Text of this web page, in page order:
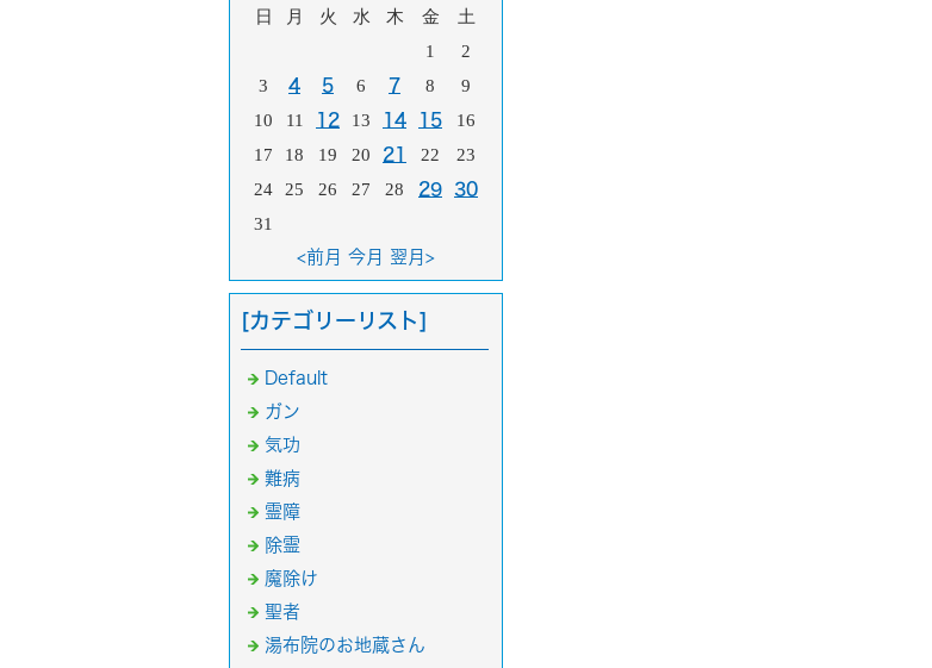
日 月 火 水 木 金
土
1
2
3
4 5 6 7 8
9
10
11 12 13 14 15
16
17
18 19 20 21 22
23
24
25 26 27 28 29 30
31
<前月 今月 翌月>
[カテゴリーリスト]
Default
ガン
気功
難病
霊障
除霊
魔除け
聖者
湯布院のお地蔵さん